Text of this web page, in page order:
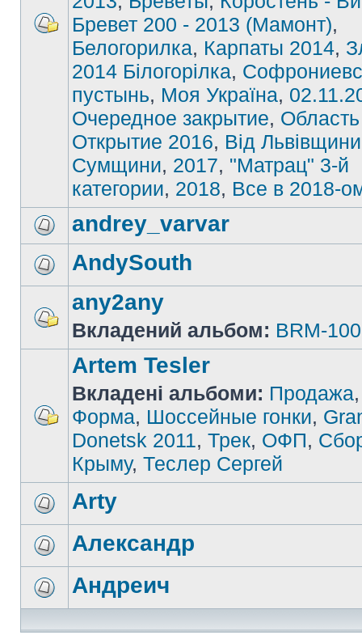
Бревет 200 - 2013 (Мамонт),
Белогорилка, Карпаты 2014,
2014 Білогорілка,
пустынь, Моя Україна,
Очередное закрытие,
Открытие 2016, Від
Сумщини, 2017, "Матрац" 3-й
категории, 2018, Все в 2018-
andrey_varvar
AndySouth
any2any
Вкладений альбом: BRM-
Artem Tesler
Вкладені альбоми: Продажа
Форма, Шоссейные гонки,
Donetsk 2011, Трек, ОФП,
Крыму, Теслер Сергей
Arty
Александр
Андреич